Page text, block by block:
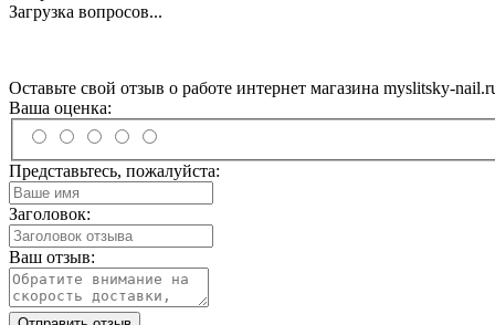
Загрузка вопросов...
Оставьте свой отзыв о работе интернет магазина myslitsky-
Ваша оценка:
Представьтесь, пожалуйста:
Заголовок:
Ваш отзыв: